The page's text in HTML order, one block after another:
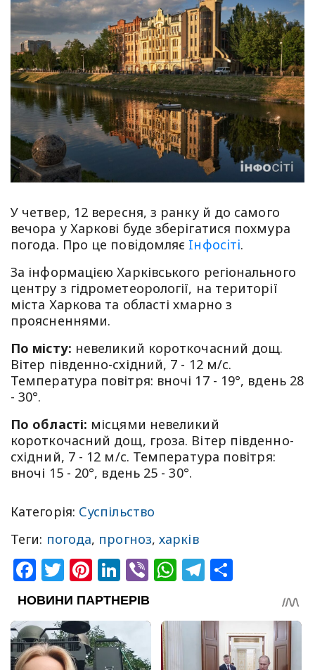
У четвер, 12 вересня, з ранку й до самого
вечора у Харкові буде зберігатися похмура
погода. Про це повiдомляє Iнфосiтi.
За інформацією Харківського регіонального
центру з гідрометеорології, на території
міста Харкова та області хмарно з
проясненнями.
По місту: невеликий короткочасний дощ.
Вітер південно-східний, 7 - 12 м/с.
Температура повітря: вночі 17 - 19°, вдень 28
- 30°.
По області: місцями невеликий
короткочасний дощ, гроза. Вітер південно-
східний, 7 - 12 м/с. Температура повітря:
вночі 15 - 20°, вдень 25 - 30°.
Категорія: Суспільство
Теги: погода, прогноз,харків
Facebook
Twitter
Pinterest
LinkedIn
ViberWhatsApp
Telegram